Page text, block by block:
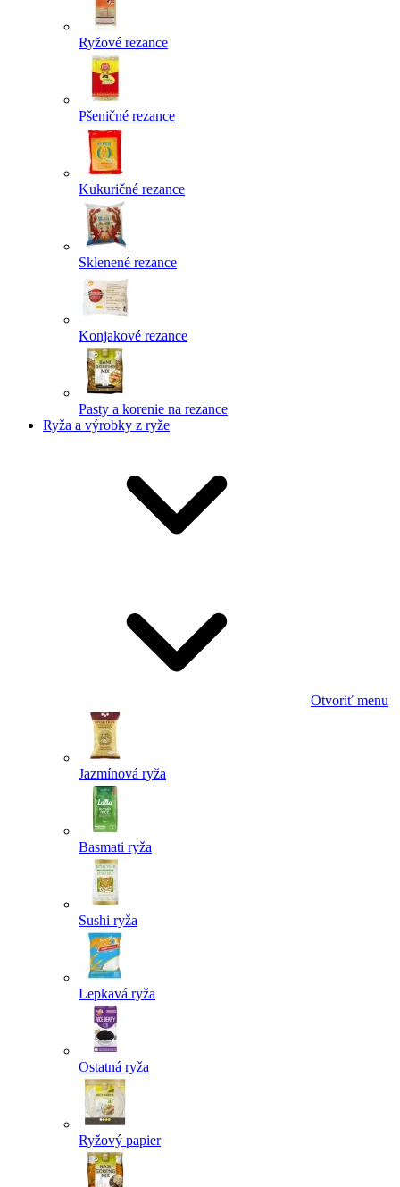
Ryžové rezance
Pšeničné rezance
Kukuričné rezance
Sklenené rezance
Konjakové rezance
Pasty a korenie na rezance
Ryža a výrobky z ryže
Otvoriť menu
Jazmínová ryža
Basmati ryža
Sushi ryža
Lepkavá ryža
Ostatná ryža
Ryžový papier